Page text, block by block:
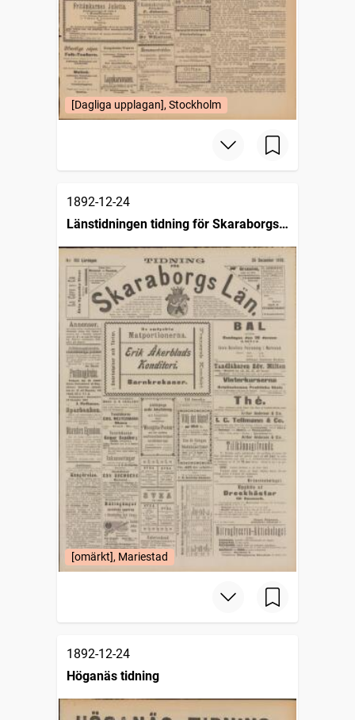
[Dagliga upplagan], Stockholm
1892-12-24
Länstidningen tidning för Skaraborgs
[omärkt], Mariestad
1892-12-24
Höganäs tidning